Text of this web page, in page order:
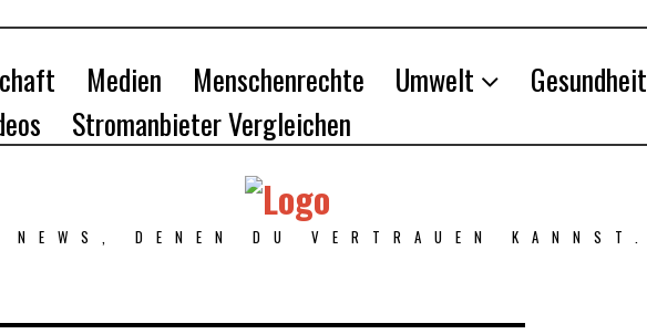
Medien Menschenrechte Umwelt
Gesundheit
Stromanbieter Vergleichen
NEWS, DENEN DU VERTRAUEN KANNST.